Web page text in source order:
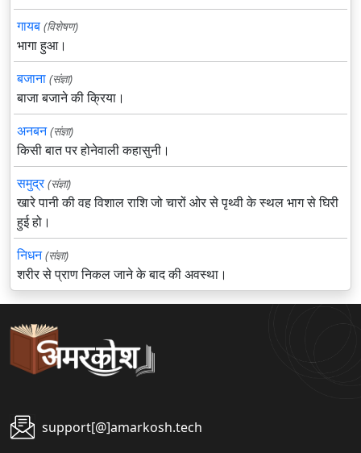
गायब (विशेषण)
भागा हुआ।
बजाना (संज्ञा)
बाजा बजाने की क्रिया।
अनबन (संज्ञा)
किसी बात पर होनेवाली कहासुनी।
समुद्र (संज्ञा)
खारे पानी की वह विशाल राशि जो चारों ओर से पृथ्वी के स्थल भाग से घिरी
हुई हो।
निधन (संज्ञा)
शरीर से प्राण निकल जाने के बाद की अवस्था।
support[@]amarkosh.tech